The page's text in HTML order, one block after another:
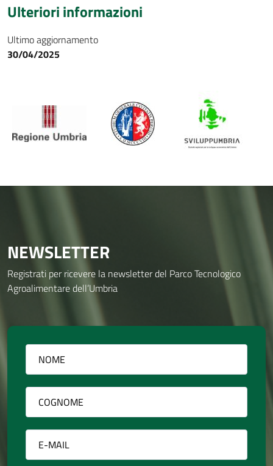
Ulteriori informazioni
Ultimo aggiornamento
30/04/2025
NEWSLETTER
Registrati per ricevere la newsletter del Parco Tecnologico
Agroalimentare dell’Umbria